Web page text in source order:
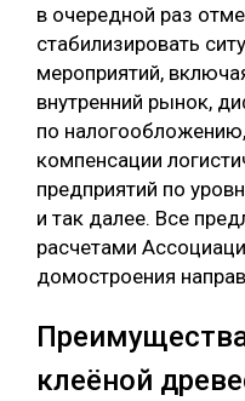
в очередной раз
стабилизировать
мероприятий,
внутренний рынок,
по
компенсации
предприятий по
и так далее. Все
расчетами
домостроения
клеёной